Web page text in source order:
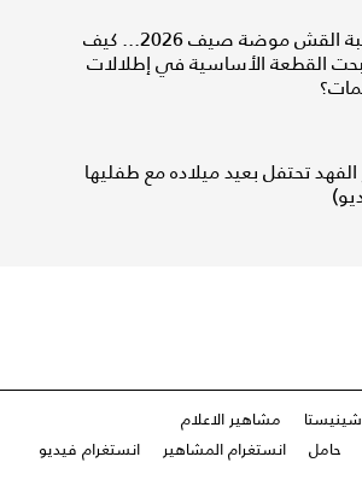
حقيبة القش موضة صيف 2026... كيف
القطعة الأساسية في إطلالات
تحتفل بعيد ميلاده مع طفليها
مشاهير الاعلام
حامل انستغرام المشاهير
انستغرام فيديو